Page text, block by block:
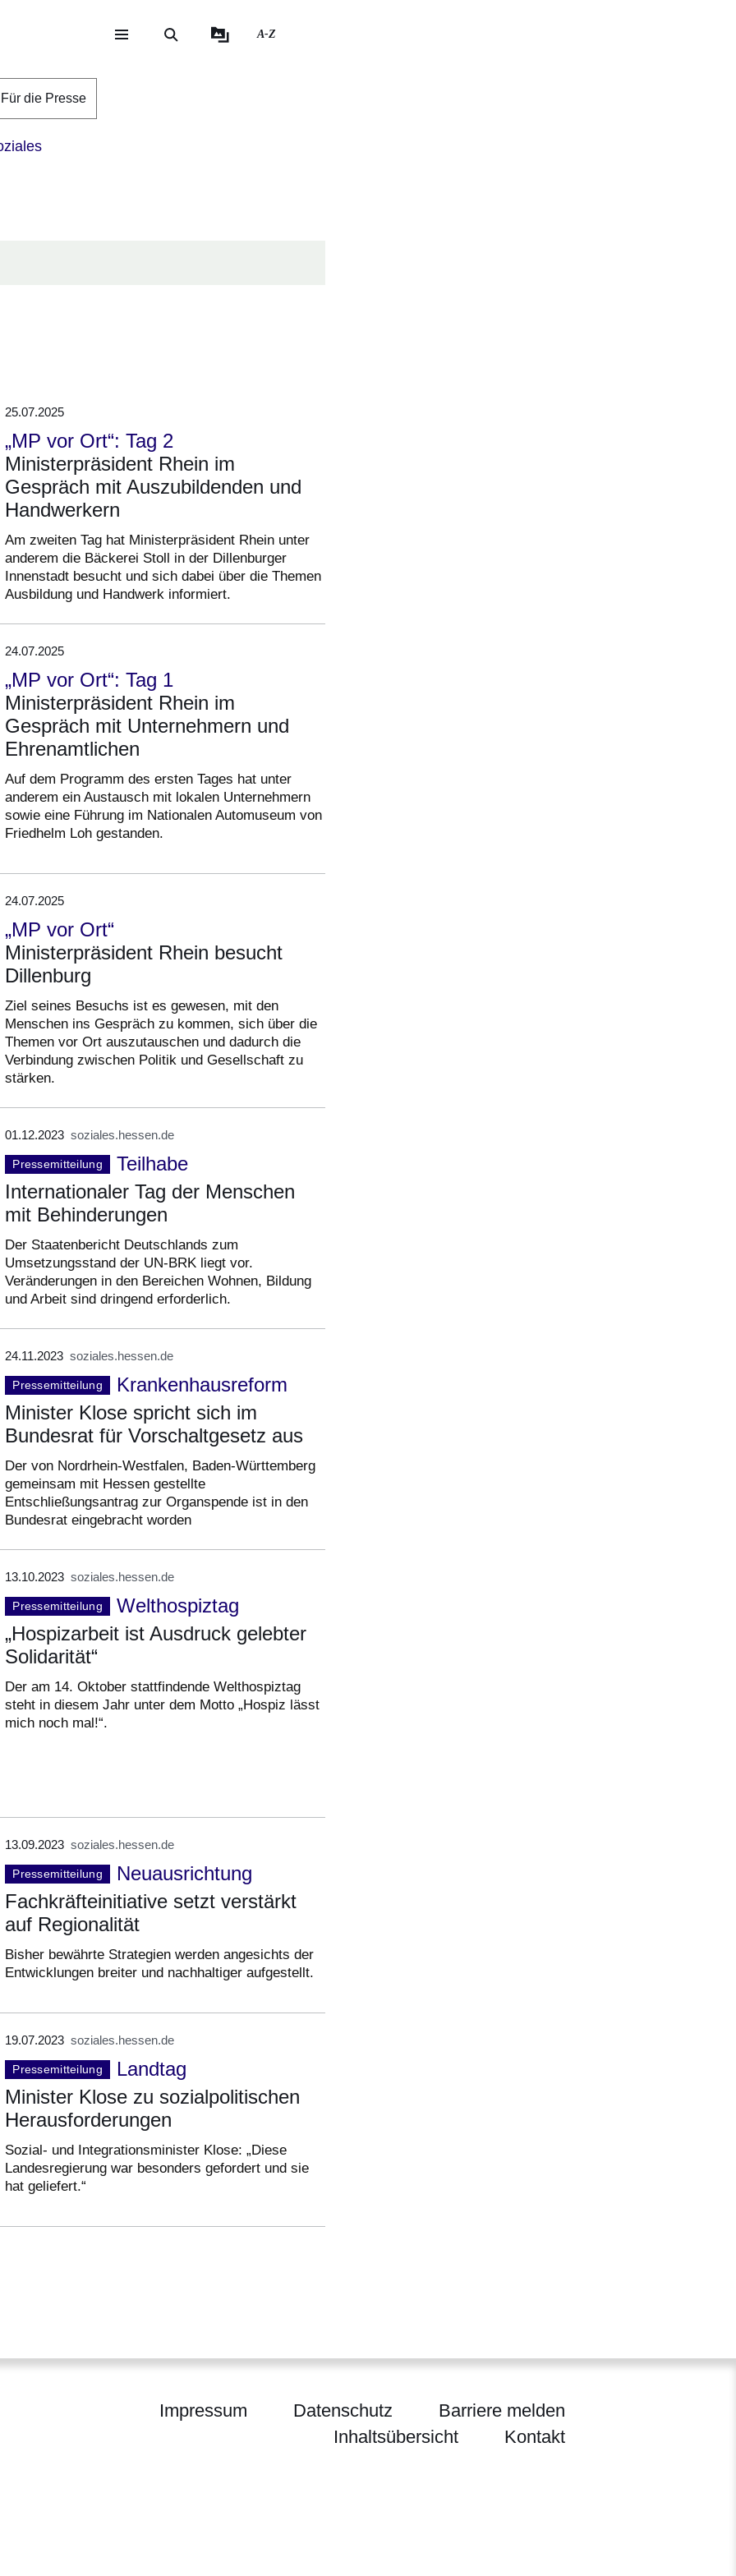
A-Z
Für die Presse
25.07.2025
„MP vor Ort“: Tag 2
Ministerpräsident Rhein im
Gespräch mit Auszubildenden und
Handwerkern
Am zweiten Tag hat Ministerpräsident Rhein unter
anderem die Bäckerei Stoll in der Dillenburger
Innenstadt besucht und sich dabei über die Themen
Ausbildung und Handwerk informiert.
24.07.2025
„MP vor Ort“: Tag 1
Ministerpräsident Rhein im
Gespräch mit Unternehmern und
Ehrenamtlichen
Auf dem Programm des ersten Tages hat unter
anderem ein Austausch mit lokalen Unternehmern
sowie eine Führung im Nationalen Automuseum von
Friedhelm Loh gestanden.
24.07.2025
„MP vor Ort“
Ministerpräsident Rhein besucht
Dillenburg
Ziel seines Besuchs ist es gewesen, mit den
Menschen ins Gespräch zu kommen, sich über die
Themen vor Ort auszutauschen und dadurch die
Verbindung zwischen Politik und Gesellschaft zu
stärken.
01.12.2023 soziales.hessen.de
Pressemitteilung
Teilhabe
Internationaler Tag der Menschen
mit Behinderungen
Der Staatenbericht Deutschlands zum
Umsetzungsstand der UN-BRK liegt vor.
Veränderungen in den Bereichen Wohnen, Bildung
und Arbeit sind dringend erforderlich.
24.11.2023 soziales.hessen.de
Pressemitteilung
Krankenhausreform
Minister Klose spricht sich im
Bundesrat für Vorschaltgesetz aus
Der von Nordrhein-Westfalen, Baden-Württemberg
gemeinsam mit Hessen gestellte
Entschließungsantrag zur Organspende ist in den
Bundesrat eingebracht worden
13.10.2023 soziales.hessen.de
Pressemitteilung
Welthospiztag
„Hospizarbeit ist Ausdruck gelebter
Solidarität“
Der am 14. Oktober stattfindende Welthospiztag
steht in diesem Jahr unter dem Motto „Hospiz lässt
mich noch mal!“.
13.09.2023 soziales.hessen.de
Pressemitteilung
Neuausrichtung
Fachkräfteinitiative setzt verstärkt
auf Regionalität
Bisher bewährte Strategien werden angesichts der
Entwicklungen breiter und nachhaltiger aufgestellt.
19.07.2023 soziales.hessen.de
Pressemitteilung
Landtag
Minister Klose zu sozialpolitischen
Herausforderungen
Sozial- und Integrationsminister Klose: „Diese
Landesregierung war besonders gefordert und sie
hat geliefert.“
Impressum Datenschutz
Barriere melden
Inhaltsübersicht
Kontakt